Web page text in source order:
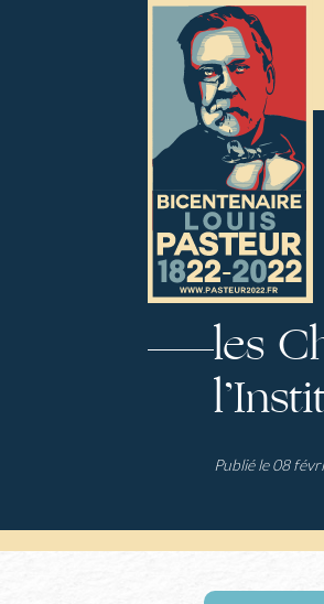
les
Publié le 08
Panneau de gestion des cookies